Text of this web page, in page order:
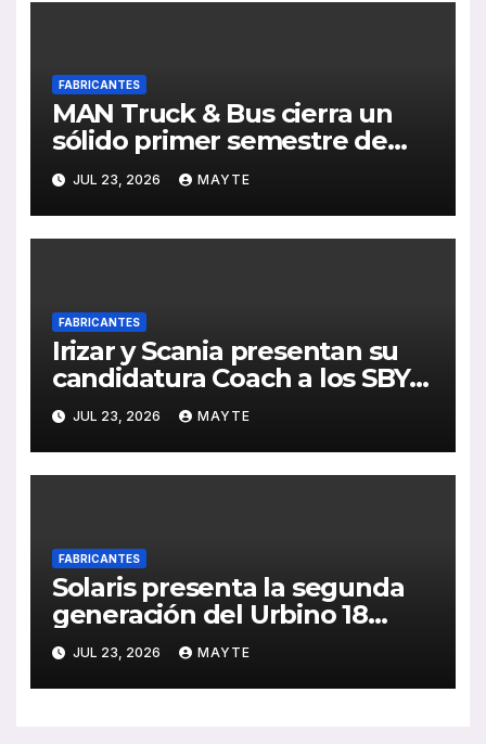
FABRICANTES
MAN Truck & Bus cierra un
sólido primer semestre de
2026 con crecimiento en
ventas, pedidos y
rentabilidad
JUL 23, 2026 MAYTE
FABRICANTES
Irizar y Scania presentan su
candidatura Coach a los SBY
2027 con el i6S Efficient sobre
plataforma Super PHEV
JUL 23, 2026 MAYTE
FABRICANTES
Solaris presenta la segunda
generación del Urbino 18
Hydrogen ante el jurado de
los SBY 2027
JUL 23, 2026 MAYTE